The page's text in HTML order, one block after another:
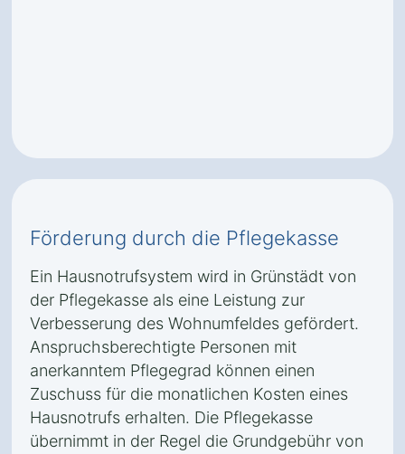
Förderung durch die Pflegekasse
Ein Hausnotrufsystem wird in Grünstädt von
der Pflegekasse als eine Leistung zur
Verbesserung des Wohnumfeldes gefördert.
Anspruchsberechtigte Personen mit
anerkanntem Pflegegrad können einen
Zuschuss für die monatlichen Kosten eines
Hausnotrufs erhalten. Die Pflegekasse
übernimmt in der Regel die Grundgebühr von